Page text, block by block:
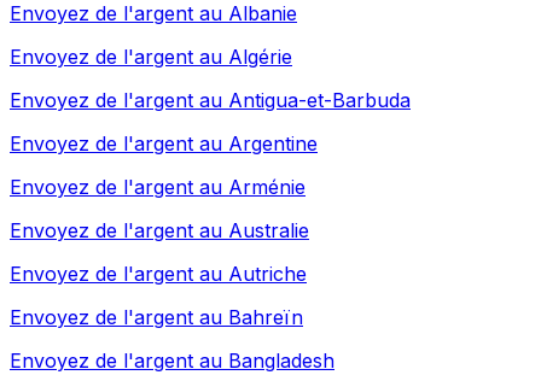
Envoyez de l'argent au Albanie
Envoyez de l'argent au Algérie
Envoyez de l'argent au Antigua-et-Barbuda
Envoyez de l'argent au Argentine
Envoyez de l'argent au Arménie
Envoyez de l'argent au Australie
Envoyez de l'argent au Autriche
Envoyez de l'argent au Bahreïn
Envoyez de l'argent au Bangladesh